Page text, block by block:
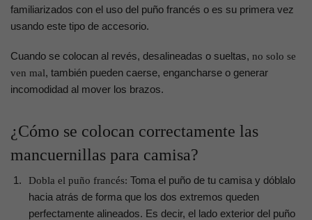
familiarizados con el uso del puño francés o es su primera vez
usando este tipo de accesorio.
Cuando se colocan al revés, desalineadas o sueltas, no solo se
ven mal, también pueden caerse, engancharse o generar
incomodidad al mover los brazos.
¿Cómo se colocan correctamente las
mancuernillas para camisa?
Dobla el puño francés: Toma el puño de tu camisa y dóblalo
hacia atrás de forma que los dos extremos queden
perfectamente alineados. Es decir, el lado exterior del puño